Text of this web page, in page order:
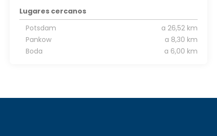
Lugares cercanos
Potsdam
a 26,52 km
Pankow
a 8,30 km
Boda
a 6,00 km